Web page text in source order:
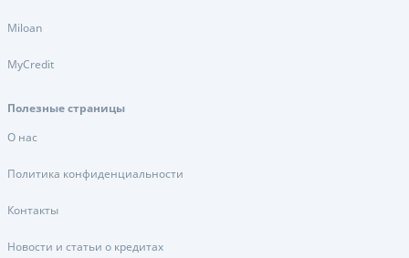
Miloan
MyCredit
Полезные страницы
О нас
Политика конфиденциальности
Контакты
Новости и статьи о кредитах